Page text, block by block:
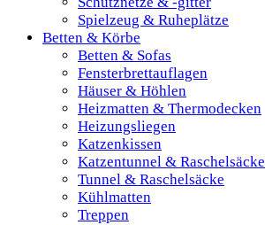
Spielzeug & Ruheplätze
Betten & Körbe
Betten & Sofas
Fensterbrettauflagen
Häuser & Höhlen
Heizmatten & Thermodecken
Heizungsliegen
Katzenkissen
Katzentunnel & Raschelsäcke
Tunnel & Raschelsäcke
Kühlmatten
Treppen